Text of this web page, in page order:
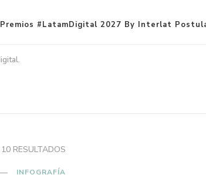
Premios #LatamDigital 2027 By Interlat
RESULTADOS
INFOGRAFÍA